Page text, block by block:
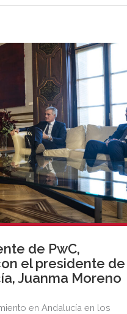
de PwC,
el presidente de
Juanma Moreno
en Andalucía en los